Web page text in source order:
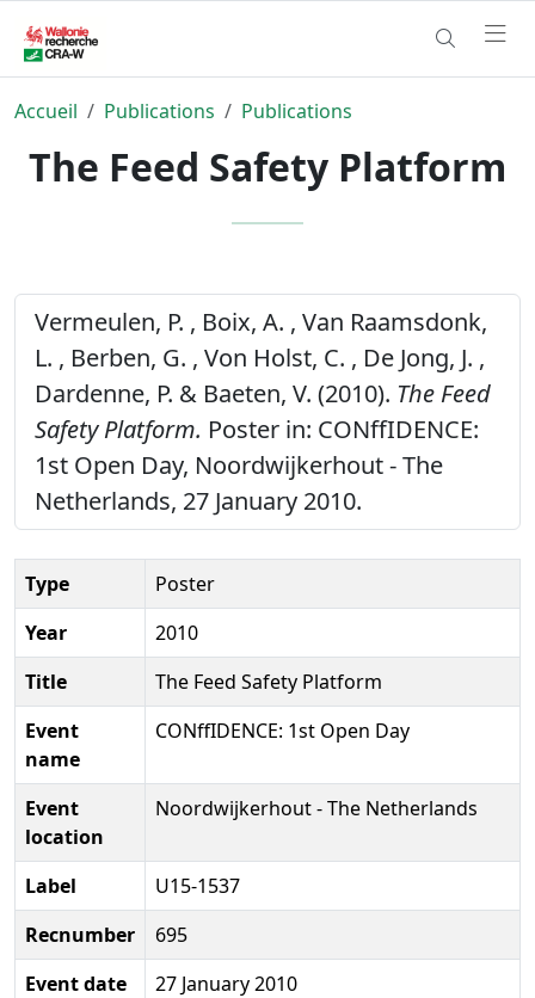
Accueil Publications Publications
The Feed Safety Platform
Vermeulen, P. , Boix, A. , Van Raamsdonk,
L. , Berben, G. , Von Holst, C. , De Jong, J. ,
Dardenne, P. & Baeten, V. (2010). The Feed
Safety Platform. Poster in: CONffIDENCE:
1st Open Day, Noordwijkerhout - The
Netherlands, 27 January 2010.
Type
Poster
Year
2010
Title
The Feed Safety Platform
Event
name
CONffIDENCE: 1st Open Day
Event
location
Noordwijkerhout - The Netherlands
Label
U15-1537
Recnumber
695
Event date
27 January 2010